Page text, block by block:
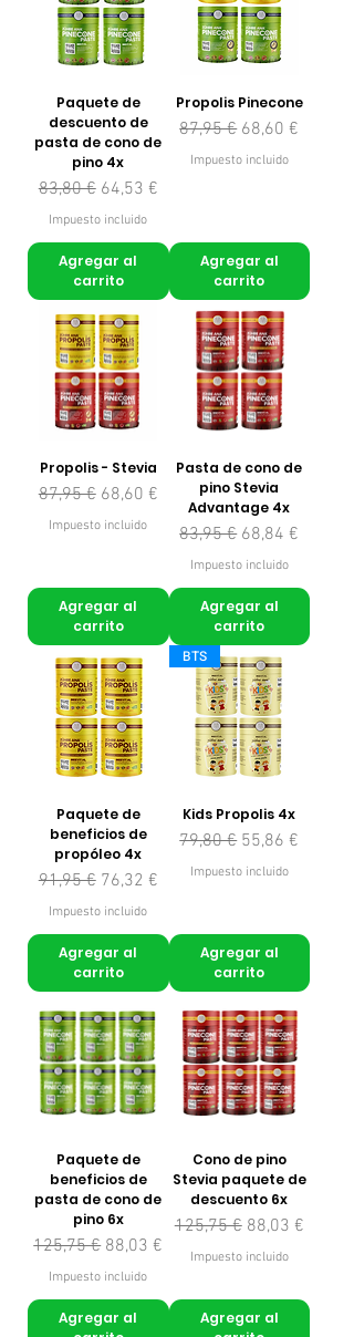
Paquete de
descuento de
pasta de cono de
pino 4x
Precio
83,80 € Precio de oferta
64,53 €
Impuesto incluido
Agregar al
carrito
Propolis Pinecone
Precio
87,95 € Precio de oferta
68,60 €
Impuesto incluido
Agregar al
carrito
Propolis - Stevia
Precio
87,95 € Precio de oferta
68,60 €
Impuesto incluido
Agregar al
carrito
Pasta de cono de
pino Stevia
Advantage 4x
Precio
83,95 € Precio de oferta
68,84 €
Impuesto incluido
Agregar al
carrito
Paquete de
beneficios de
propóleo 4x
Precio
91,95 € Precio de oferta
76,32 €
Impuesto incluido
Agregar al
carrito
BTS
Kids Propolis 4x
Precio
79,80 € Precio de oferta
55,86 €
Impuesto incluido
Agregar al
carrito
Paquete de
beneficios de
pasta de cono de
pino 6x
Precio
125,75 € Precio de oferta
88,03 €
Impuesto incluido
Agregar al
Cono de pino
Stevia paquete de
descuento 6x
Precio
125,75 € Precio de oferta
88,03 €
Impuesto incluido
Agregar al